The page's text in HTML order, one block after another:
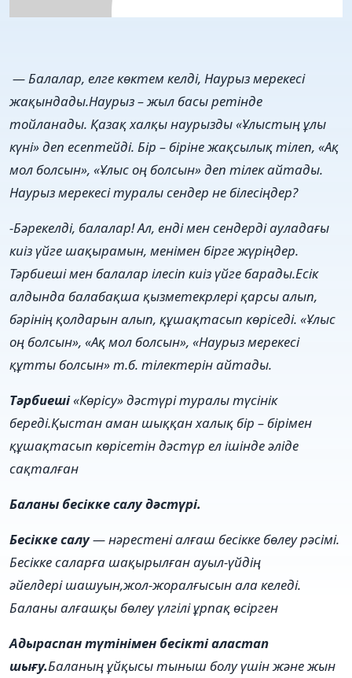
— Балалар, елге көктем келді, Наурыз мерекесі
жақындады.Наурыз – жыл басы ретінде
тойланады. Қазақ халқы наурызды «Ұлыстың ұлы
күні» деп есептейді. Бір – біріне жақсылық тілеп, «Ақ
мол болсын», «Ұлыс оң болсын» деп тілек айтады.
Наурыз мерекесі туралы сендер не білесіңдер?
-Бәрекелді, балалар! Ал, енді мен сендерді ауладағы
киіз үйге шақырамын, менімен бірге жүріңдер.
Тәрбиеші мен балалар ілесіп киіз үйге барады.Есік
алдында балабақша қызметекрлері қарсы алып,
бәрінің қолдарын алып, құшақтасып көріседі. «Ұлыс
оң болсын», «Ақ мол болсын», «Наурыз мерекесі
құтты болсын» т.б. тілектерін айтады.
Тәрбиеші«Көрісу» дәстүрі туралы түсінік
береді.Қыстан аман шыққан халық бір – бірімен
құшақтасып көрісетін дәстүр ел ішінде әліде
сақталған
Баланы бесікке салу дәстүрі.
Бесікке салу— нәрестені алғаш бесікке бөлеу рәсімі.
Бесікке саларға шақырылған ауыл-үйдің
әйелдерішашуын,жол-жоралғысынала келеді.
Баланы алғашқы бөлеу үлгіліұрпақөсірген
Адыраспан түтінімен бесікті аластап
шығу.Баланың ұйқысы тыныш болу үшін және жын